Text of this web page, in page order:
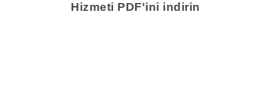
Hizmeti PDF'ini indirin